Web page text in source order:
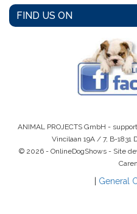
FIND US ON
ANIMAL PROJECTS GmbH -
Vincilaan 19A / 7, B-1831
© 2026 - OnlineDogShows - Site
General